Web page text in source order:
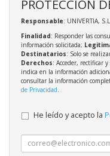
PROTECCIÓN
Responsable: UNIVERTIA, S.L.
Finalidad: Responder las
información solicitada;
Destinatarios: Solo se
Derechos: Acceder, rectificar
indica en la información
consultar la información
de Privacidad
He leído y acepto la